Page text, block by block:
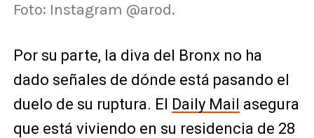
Foto: Instagram @arod.
Por su parte, la diva del Bronx no ha
dado señales de dónde está pasando el
duelo de su ruptura. El Daily Mail asegura
que está viviendo en su residencia de 28